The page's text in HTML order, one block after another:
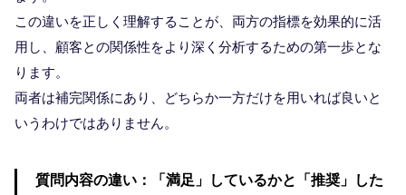
この違いを正しく理解することが、両方の指標を効果的に活
用し、顧客との関係性をより深く分析するための第一歩とな
ります。
両者は補完関係にあり、どちらか一方だけを用いれば良いと
いうわけではありません。
質問内容の違い：「満足」しているかと「推奨」した